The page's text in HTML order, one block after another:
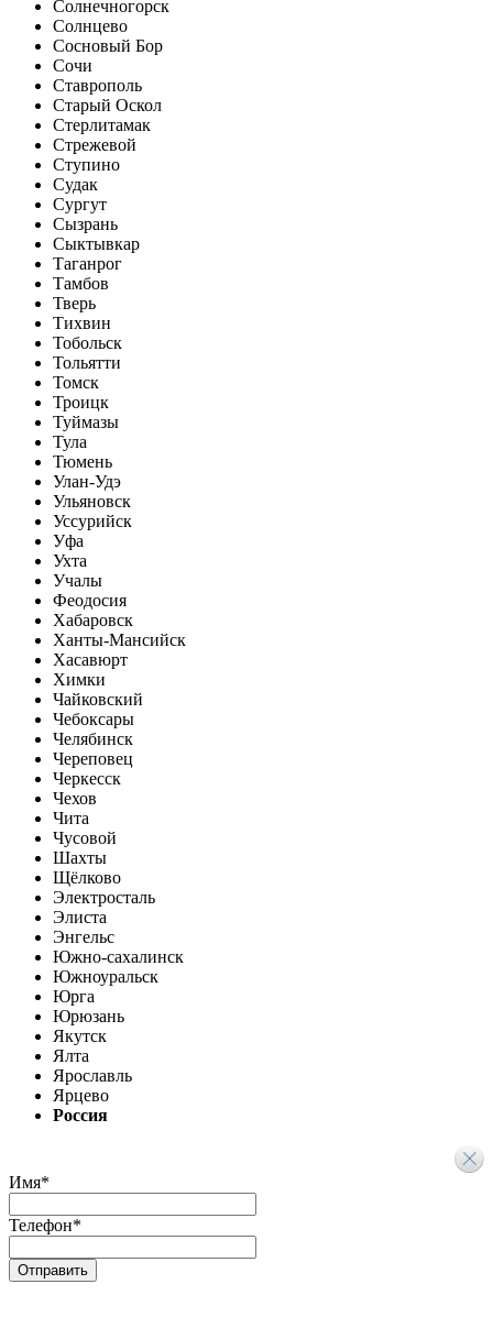
Солнечногорск
Солнцево
Сосновый Бор
Сочи
Ставрополь
Старый Оскол
Стерлитамак
Стрежевой
Ступино
Судак
Сургут
Сызрань
Сыктывкар
Таганрог
Тамбов
Тверь
Тихвин
Тобольск
Тольятти
Томск
Троицк
Туймазы
Тула
Тюмень
Улан-Удэ
Ульяновск
Уссурийск
Уфа
Ухта
Учалы
Феодосия
Хабаровск
Ханты-Мансийск
Хасавюрт
Химки
Чайковский
Чебоксары
Челябинск
Череповец
Черкесск
Чехов
Чита
Чусовой
Шахты
Щёлково
Электросталь
Элиста
Энгельс
Южно-сахалинск
Южноуральск
Юрга
Юрюзань
Якутск
Ялта
Ярославль
Ярцево
Россия
Имя*
Телефон*